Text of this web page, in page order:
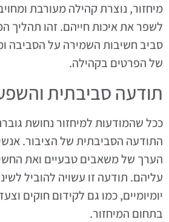
מיחזור, נוצרת קהילה מעורבת
לשפר את איכות חייהם. זהו תהליך
סביב חשיבות השמירה על הסביבה
של הפרטים בקהילה.
תודעה סביבתית
ככל שהמודעות למיחזור נחושת
התודעה הסביבתית של הציבור.
הערך של משאבים טבעיים ואת
עליהם. תודעה זו עשויה להוביל
יומיומיים, כמו גם לקידום חוקים
בתחום המיחזור.